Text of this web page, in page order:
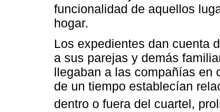
funcionalidad de aquellos
hogar.
Los expedientes dan cuenta
a sus parejas y demás
llegaban a las compañías en
de un tiempo establecían
dentro o fuera del cuartel,